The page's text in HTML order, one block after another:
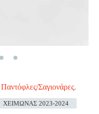
Παντόφλες/Σαγιονάρες.
ΧΕΙΜΩΝΑΣ 2023-2024